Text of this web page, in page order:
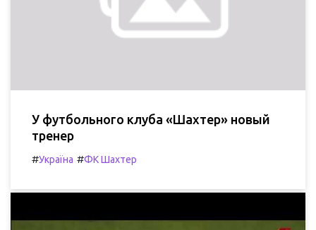
У футбольного клуба «Шахтер» новый
тренер
#Україна #ФК Шахтер